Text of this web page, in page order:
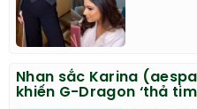
Nhan sắc Karina
khiến G-Dragon ‘thả